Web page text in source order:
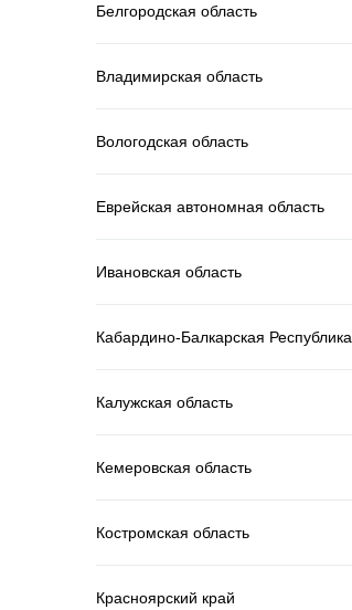
Белгородская область
Владимирская область
Вологодская область
Еврейская автономная область
Ивановская область
Кабардино-Балкарская Республика
Калужская область
Кемеровская область
Костромская область
Красноярский край